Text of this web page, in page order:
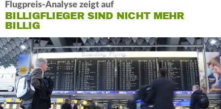
Flugpreis-Analyse zeigt auf
BILLIGFLIEGER SIND NICHT MEHR
BILLIG